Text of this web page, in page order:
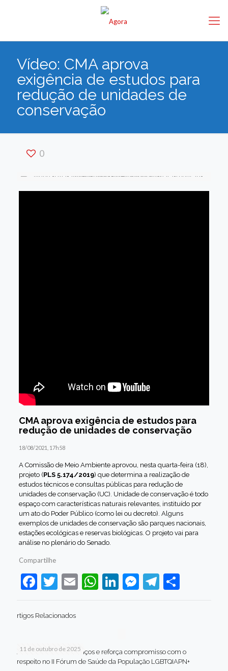
Vídeo: CMA aprova
exigência de estudos para
redução de unidades de
conservação
0
CMA aprova exigência de estudos para
redução de unidades de conservação
18/08/2021, 17h58
A Comissão de Meio Ambiente aprovou, nesta quarta-feira (18),
projeto (PLS 5.174/2019) que determina a realização de
estudos técnicos e consultas públicas para redução de
unidades de conservação (UC). Unidade de conservação é todo
espaço com características naturais relevantes, instituído por
um ato do Poder Público (como lei ou decreto). Alguns
exemplos de unidades de conservação são parques nacionais,
estações ecológicas e reservas biológicas. O projeto vai para
análise no plenário do Senado.
Compartilhe
Facebook
Twitter
EmailWhatsApp
LinkedIn
Messenger
Telegram
Share
rtigos Relacionados
11 de outubro de 2025
Jaboatão celebra avanços e reforça compromisso com o
respeito no II Fórum de Saúde da População LGBTQIAPN+